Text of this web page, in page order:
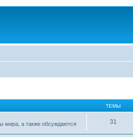
ТЕМЫ
мира, а также обсуждаются
31